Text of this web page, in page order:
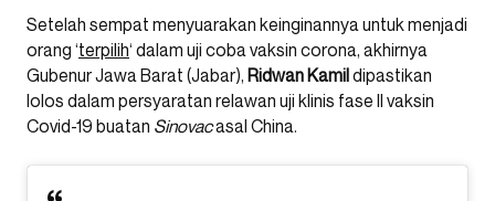
Setelah sempat menyuarakan keinginannya untuk menjadi
orang ‘terpilih‘ dalam uji coba vaksin corona, akhirnya
Gubenur Jawa Barat (Jabar), Ridwan Kamildipastikan
lolos dalam persyaratan relawan uji klinis fase II vaksin
Covid-19 buatan Sinovacasal China.